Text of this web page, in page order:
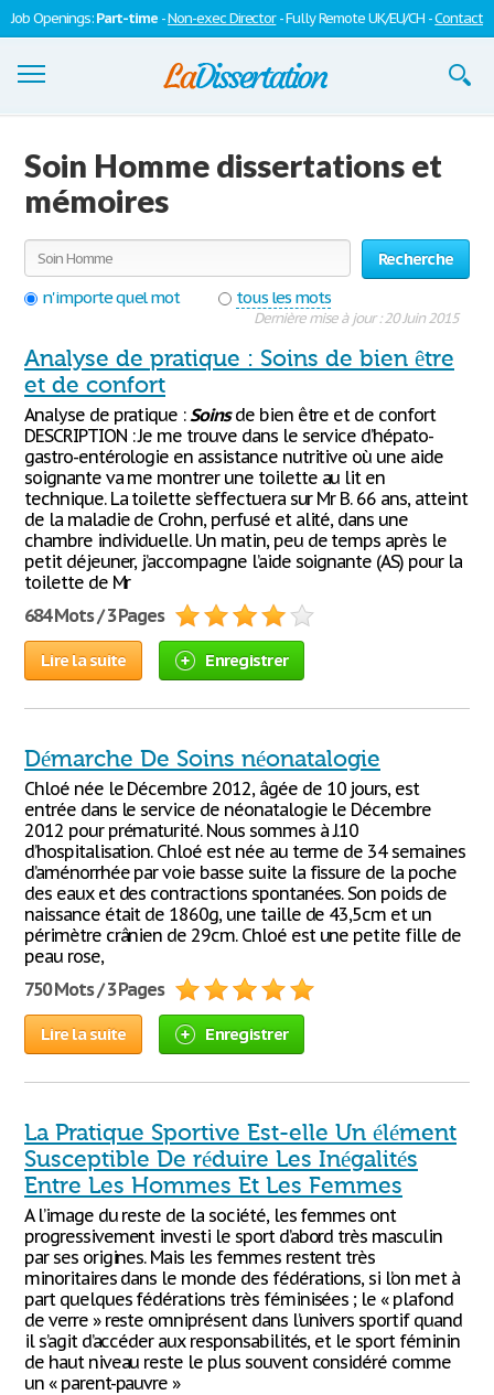
Job Openings:Part-time -Non-exec Director- Fully Remote UK/EU/CH -Contact
S'inscrire
Se connecter
Contactez-nous
Soin Homme dissertations et
mémoires
Recherche
n'importe quel mot
tous les mots
Dernière mise à jour : 20 Juin 2015
Analyse de pratique : Soins de bien être
et de confort
Analyse de pratique :Soinsde bien être et de confort
DESCRIPTION : Je me trouve dans le service d’hépato-
gastro-entérologie en assistance nutritive où une aide
soignante va me montrer une toilette au lit en
technique. La toilette s’effectuera sur Mr B. 66 ans, atteint
de la maladie de Crohn, perfusé et alité, dans une
chambre individuelle. Un matin, peu de temps après le
petit déjeuner, j’accompagne l’aide soignante (AS) pour la
toilette de Mr
684 Mots / 3 Pages
Lire la suite Enregistrer
Démarche De Soins néonatalogie
Chloé née le Décembre 2012, âgée de 10 jours, est
entrée dans le service de néonatalogie le Décembre
2012 pour prématurité. Nous sommes à J.10
d’hospitalisation. Chloé est née au terme de 34 semaines
d’aménorrhée par voie basse suite la fissure de la poche
des eaux et des contractions spontanées. Son poids de
naissance était de 1860g, une taille de 43,5cm et un
périmètre crânien de 29cm. Chloé est une petite fille de
peau rose,
750 Mots / 3 Pages
Lire la suite Enregistrer
La Pratique Sportive Est-elle Un élément
Susceptible De réduire Les Inégalités
Entre Les Hommes Et Les Femmes
A l’image du reste de la société, les femmes ont
progressivement investi le sport d’abord très masculin
par ses origines. Mais les femmes restent très
minoritaires dans le monde des fédérations, si l’on met à
part quelques fédérations très féminisées ; le « plafond
de verre » reste omniprésent dans l’univers sportif quand
il s’agit d’accéder aux responsabilités, et le sport féminin
de haut niveau reste le plus souvent considéré comme
un « parent-pauvre »